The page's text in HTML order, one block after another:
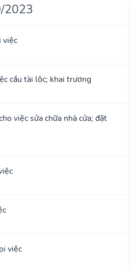
2023
việc
cầu tài lộc; khai trương
việc sửa chữa nhà cửa; đặt
việc